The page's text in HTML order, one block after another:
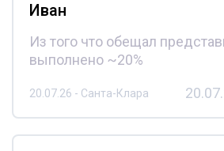
Иван
Из того что обещал
выполнено ~20%
20.07.26 - Санта-Клара